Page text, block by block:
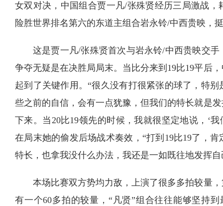
女双对决，中国组合贾一凡/张殊贤经历三局激战，
险胜世界排名第六的东道主组合岩永铃/中西贵映，
这是贾一凡/张殊贤首次与岩永铃/中西贵映交
争夺无疑是在决胜局局末。当比分来到19比19平后
起到了关键作用。“很久没有打很紧张的球了，特
些之前的自信，会有一点犹豫，但我们的特长就是
下来。当20比19领先的时候，我就很坚定地说，‘
在局末她的偷发后场战术奏效，“打到19比19了，
特长，也拿我没什么办法，我还是一如既往地发挥自
本场比赛双方势均力敌，上演了很多多拍较量
有一个60多拍的较量，“凡贤”组合往往能够坚持